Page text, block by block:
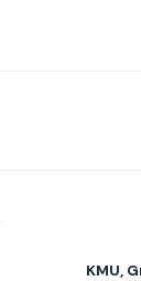
KMU,